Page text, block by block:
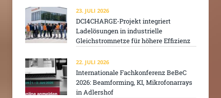
23. JULI 2026
DCI4CHARGE-Projekt integriert
Ladelösungen in industrielle
Gleichstromnetze für höhere Effizienz
22. JULI 2026
Internationale Fachkonferenz BeBeC
2026: Beamforming, KI, Mikrofonarrays
in Adlershof